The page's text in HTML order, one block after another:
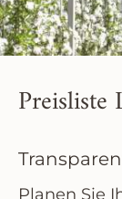
Preisliste
Planen Sie